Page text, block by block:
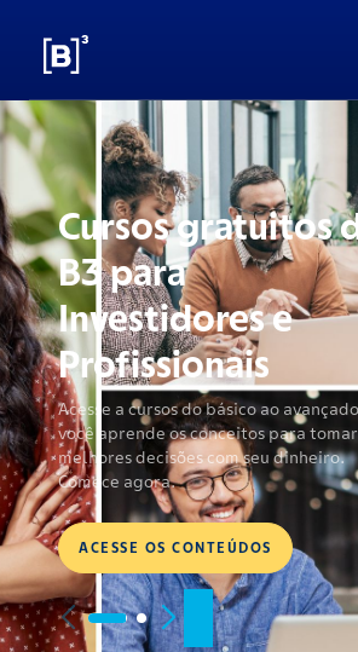
CONHEÇA O B3
FÁCIL: SUA
EMPRESA NA
BOLSA
Um bate-papo com Marina Naime e
Raphael Giovanini
ASSISTA